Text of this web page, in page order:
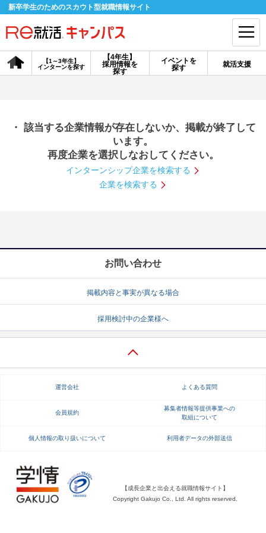
新卒学生のためのスカウト型就職情報サイト
【4年生】
採用情報を
探す
【1～3年生】
インターンを探す
イベントを
探す
就活支援
会員登録 ログイン
探す
【4年生】
説明会を探す
インターンを探す
就活ノウハウ・サポート
就活支援
就活ノウハウが満載！ お役立ち記事・相談室など
適職診断 就活チャンネル
・ 該当する企業情報が存在しないか、掲載が終了して
います。
再度企業を選択しなおしてください。
インターンシップ企業を検索する
企業を検索する
お問い合わせ
掲載内容と事実が異なる場合
採用検討中の企業様へ
運営会社 よくある質問
会員規約
募集者情報等提供事業への
取組について
個人情報の取り扱いについて 利用者データの外部送信
【成長企業と出会える就職情報サイト】
Copyright Gakujo Co., Ltd. All rights reserved.